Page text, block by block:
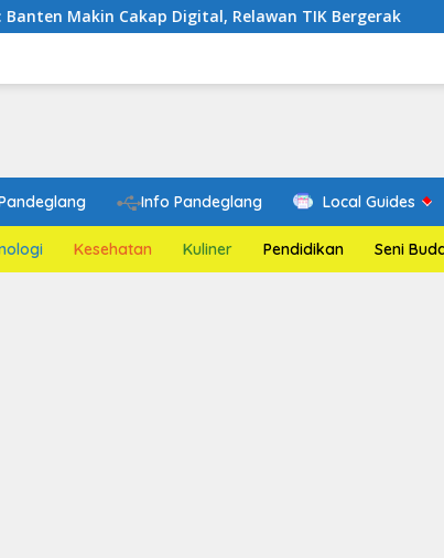
Digital, Relawan TIK Bergerak Mengenal
Info Pandeglang Local Guides
Kesehatan Kuliner Pendidikan Seni